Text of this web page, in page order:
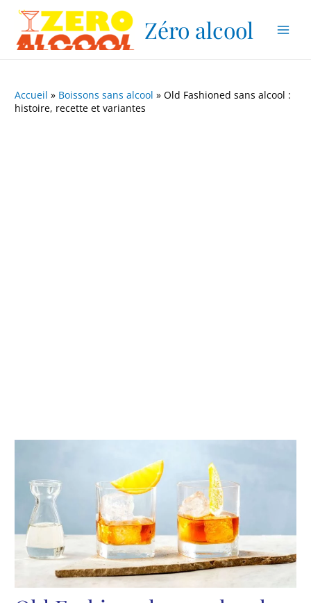
Aller
contenu
Zéro alcool
Accueil » Boissons sans alcool »Old Fashioned sans alcool :
histoire, recette et variantes
Navigation
articles